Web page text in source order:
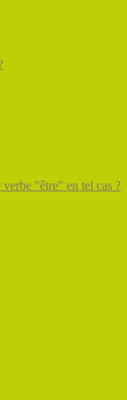
"être" en tel cas ?